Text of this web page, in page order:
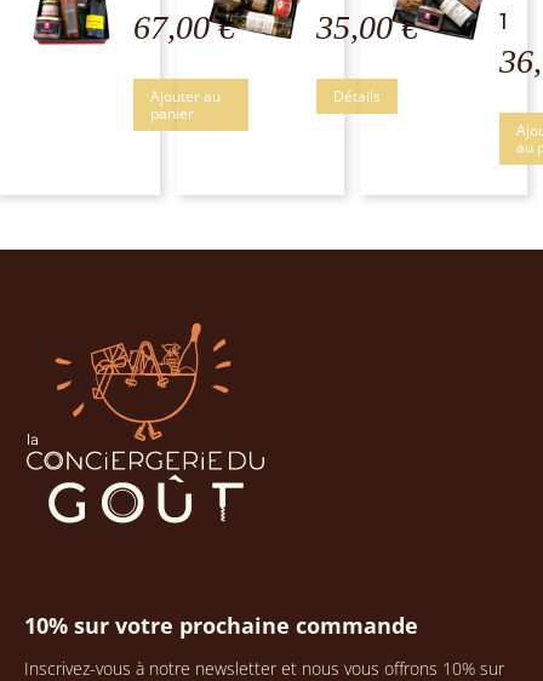
67,00€
Ajouter au
panier
35,00€
Détails
1
au
10% sur votre prochaine commande
Inscrivez-vous à notre newsletter et nous vous offrons 10% sur